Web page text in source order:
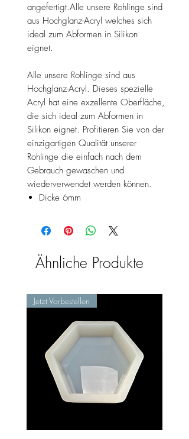
angefertigt.Alle unsere Rohlinge sind
aus Hochglanz-Acryl welches sich
ideal zum Abformen in Silikon
eignet.
Alle unsere Rohlinge sind aus
Hochglanz-Acryl. Dieses spezielle
Acryl hat eine exzellente Oberfläche,
die sich ideal zum Abformen in
Silikon eignet. Profitieren Sie von der
einzigartigen Qualität unserer
Rohlinge die einfach nach dem
Gebrauch gewaschen und
wiederverwendet werden können.
Dicke 6mm
Ähnliche Produkte
Jetzt Vorbestellen